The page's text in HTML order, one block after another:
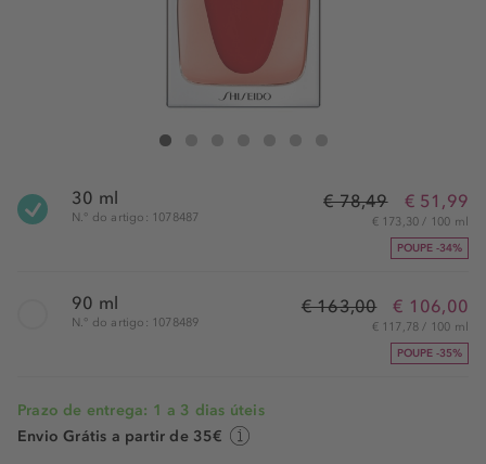
Shiseido Ginza Eau de Parfum Spray Intense
30 ml
N.° do artigo: 1078487
€ 78,49 € 51,99
€ 173,30 / 100 ml
POUPE -34%
90 ml
N.° do artigo: 1078489
€ 163,00 € 106,00
€ 117,78 / 100 ml
POUPE -35%
Prazo de entrega: 1 a 3 dias úteis
Envio Grátis a partir de 35€